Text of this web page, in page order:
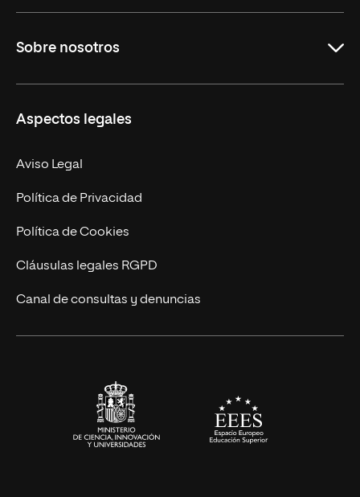
Másteres Oficiales
Másteres Propios
Doctorados
Experto Universitario
Postgrados
Cursos Universitarios
Sobre nosotros
Facultades
Nuestro Equipo
Trabaja en UNIR
Actualidad
UNIR Revista
Eventos
Aspectos legales
Aviso Legal
Política de Privacidad
Política de Cookies
Cláusulas legales RGPD
Canal de consultas y denuncias